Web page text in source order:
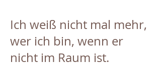
Ich weiß nicht mal mehr,
wer ich bin, wenn er
nicht im Raum ist.